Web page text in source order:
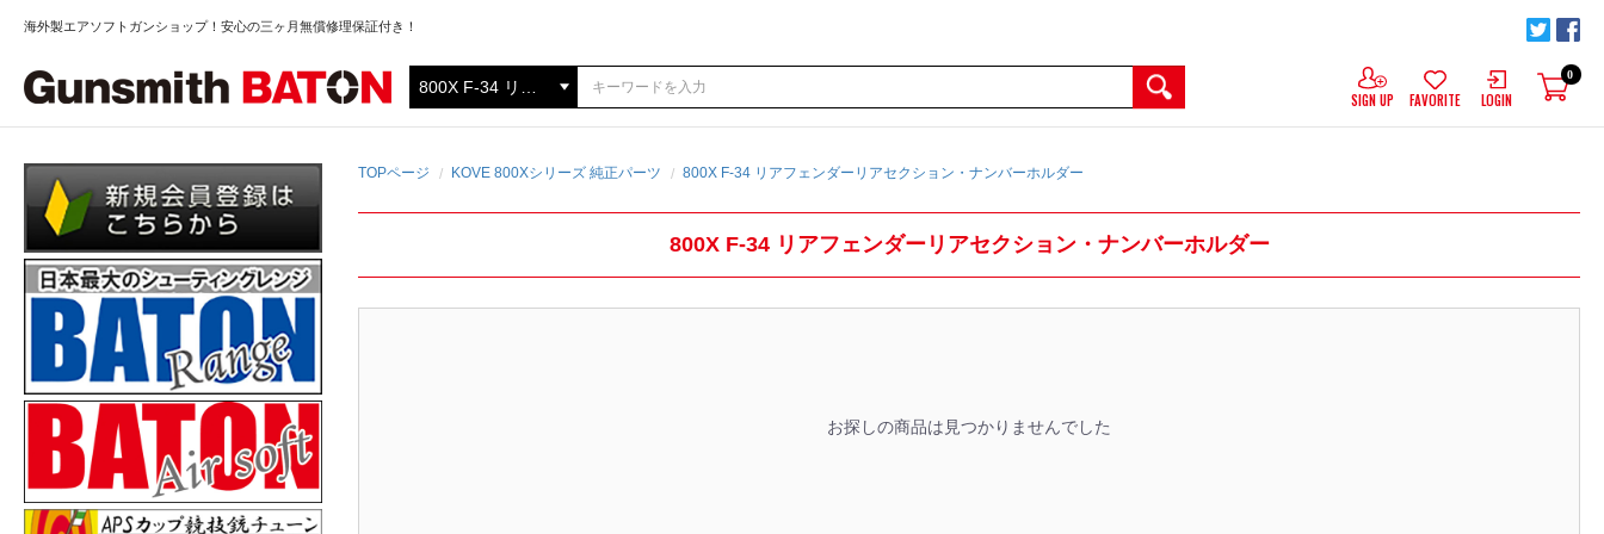
海外製エアソフトガンショップ！安心の三ヶ月無償修理保証付き！
SIGN UP FAVORITE LOGIN
0
TOPページ KOVE 800Xシリーズ 純正パーツ 800X F-34 リアフェンダーリアセクション・ナンバーホルダー
800X F-34 リアフェンダーリアセクション・ナンバーホルダー
お探しの商品は見つかりませんでした